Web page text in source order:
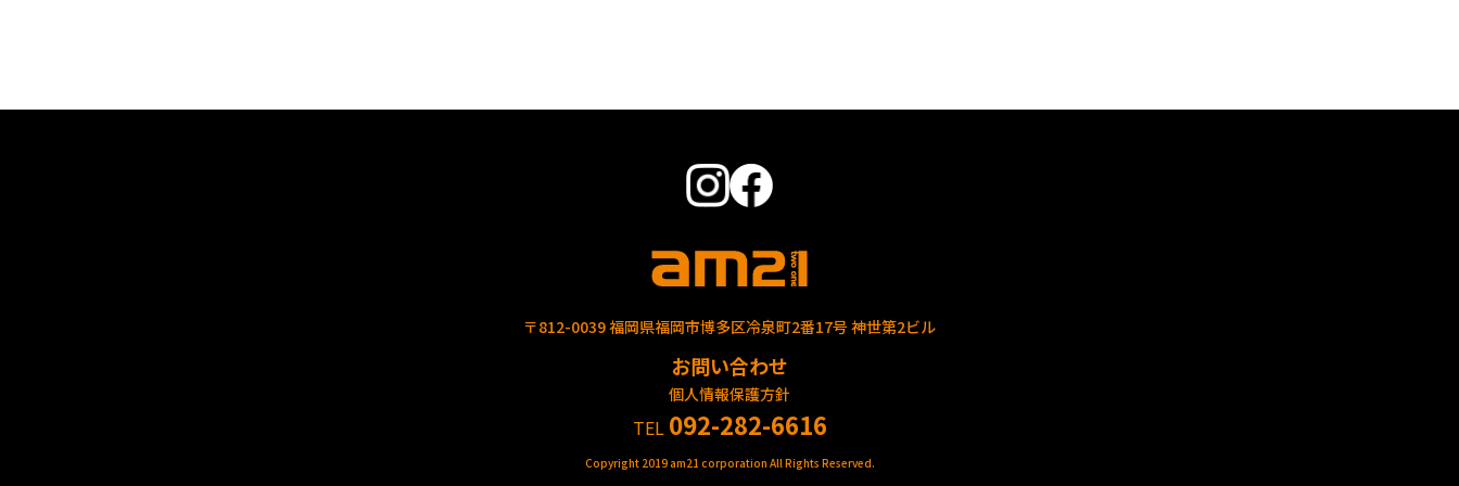
〒812-0039 福岡県福岡市博多区冷泉町2番17号 神世第2ビル
お問い合わせ
個人情報保護方針
TEL 092-282-6616
Copyright 2019 am21 corporation All Rights Reserved.